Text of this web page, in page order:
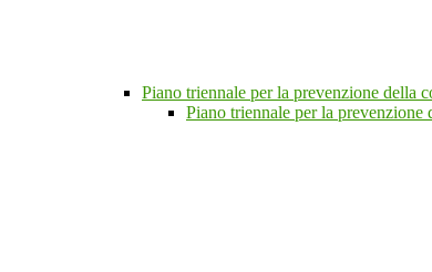
Piano triennale per la prevenzione della
Piano triennale per la